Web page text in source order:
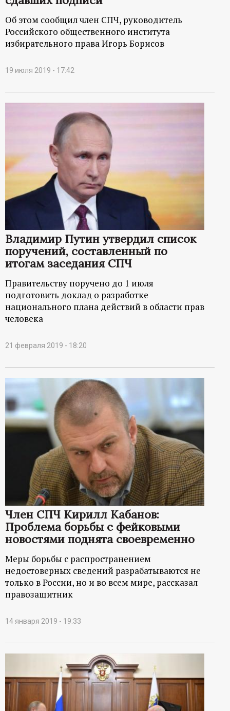
Об этом сообщил член СПЧ, руководитель
Российского общественного института
избирательного права Игорь Борисов
19 июля 2019 - 17:42
Владимир Путин утвердил список
поручений, составленный по
итогам заседания СПЧ
Правительству поручено до 1 июля
подготовить доклад о разработке
национального плана действий в области прав
человека
21 февраля 2019 - 18:20
Член СПЧ Кирилл Кабанов:
Проблема борьбы с фейковыми
новостями поднята своевременно
Меры борьбы с распространением
недостоверных сведений разрабатываются не
только в России, но и во всем мире, рассказал
правозащитник
14 января 2019 - 19:33